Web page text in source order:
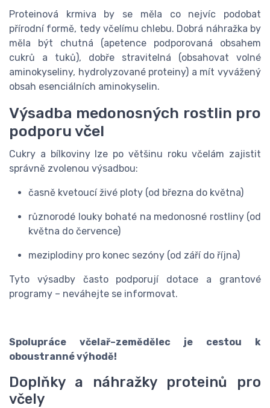
Proteinová krmiva by se měla co nejvíc podobat
přírodní formě, tedy včelímu chlebu. Dobrá náhražka by
měla být chutná (apetence podporovaná obsahem
cukrů a tuků), dobře stravitelná (obsahovat volné
aminokyseliny, hydrolyzované proteiny) a mít vyvážený
obsah esenciálních aminokyselin.
Výsadba medonosných rostlin pro
podporu včel
Cukry a bílkoviny lze po většinu roku včelám zajistit
správně zvolenou výsadbou:
časně kvetoucí živé ploty (od března do května)
různorodé louky bohaté na medonosné rostliny (od
května do července)
meziplodiny pro konec sezóny (od září do října)
Tyto výsadby často podporují dotace a grantové
programy – neváhejte se informovat.
Spolupráce včelař–zemědělec je cestou k
oboustranné výhodě!
Doplňky a náhražky proteinů pro
včely